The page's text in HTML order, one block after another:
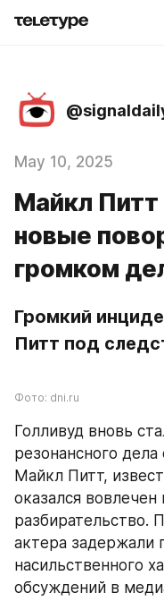
May 10, 2025
Майкл
новые
громком
Громкий
Питт под
Фото: dni.ru
Голливуд вновь
резонансного
Майкл Питт,
оказался вовлечен
разбирательство.
актера задержали
насильственного
обсуждений в